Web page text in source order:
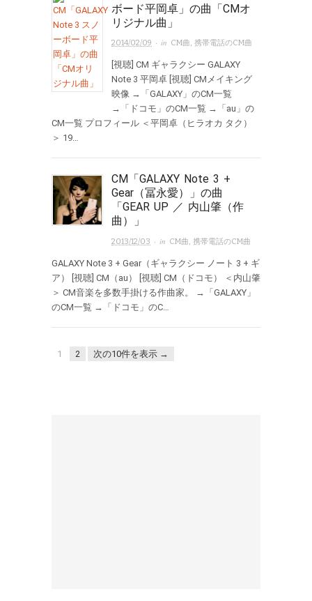
ボード平岡卓」の曲「CMオ
リジナル曲」
2014/02/09 · in CM曲,携帯電話のCM曲
[視聴] CM ギャラクシー GALAXY
Note 3 平岡卓 [視聴] CMメイキング
映像 →「GALAXY」のCM一覧
→「ドコモ」のCM一覧 →「au」の
CM一覧 プロフィール ＜平岡卓（ヒラオカ タク）
＞ 19…
CM「GALAXY Note 3 +
Gear（冨永愛）」の曲
「GEAR UP ／ 内山肇（作
曲）」
2013/12/03 · in CM曲,携帯電話のCM曲
GALAXY Note 3 + Gear（ギャラクシー ノート 3 + ギ
ア） [視聴] CM（au） [視聴] CM（ドコモ） ＜内山肇
＞ CM音楽を多数手掛ける作曲家。 →「GALAXY」
のCM一覧 →「ドコモ」のC…
1 2 次の10件を表示 →